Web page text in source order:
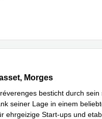
2,2. Stock, Morges
Morges
besticht durch
seiner Lage in einem
ehrgeizige Start-ups und